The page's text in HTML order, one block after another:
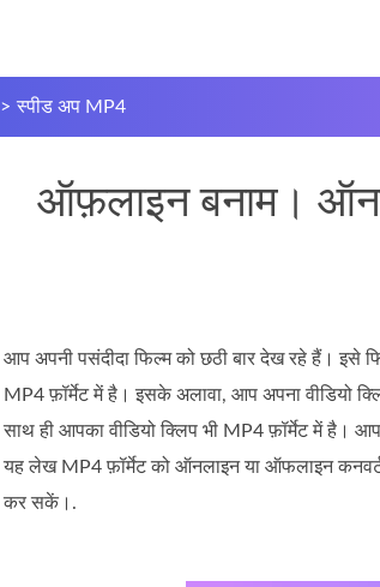
> स्पीड अप MP4
ऑफ़लाइन बनाम।
आप अपनी पसंदीदा फिल्म को छठी बार देख रहे हैं। इसे
MP4 फ़ॉर्मेट में है। इसके अलावा, आप अपना वीडियो
साथ ही आपका वीडियो क्लिप भी MP4 फ़ॉर्मेट में है।
यह लेख MP4 फ़ॉर्मेट को ऑनलाइन या ऑफलाइन कनवर्ट
कर सकें।.